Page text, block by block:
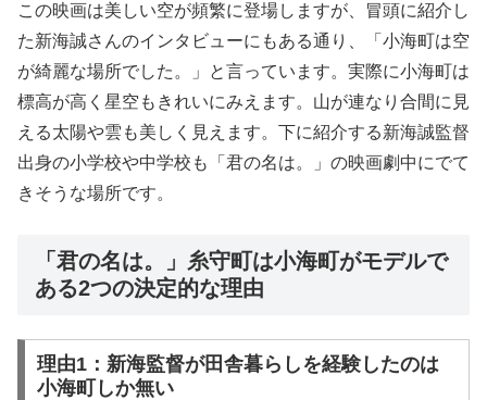
この映画は美しい空が頻繁に登場しますが、冒頭に紹介し
た新海誠さんのインタビューにもある通り、「小海町は空
が綺麗な場所でした。」と言っています。実際に小海町は
標高が高く星空もきれいにみえます。山が連なり合間に見
える太陽や雲も美しく見えます。下に紹介する新海誠監督
出身の小学校や中学校も「君の名は。」の映画劇中にでて
きそうな場所です。
「君の名は。」糸守町は小海町がモデルで
ある2つの決定的な理由
理由1：新海監督が田舎暮らしを経験したのは
小海町しか無い